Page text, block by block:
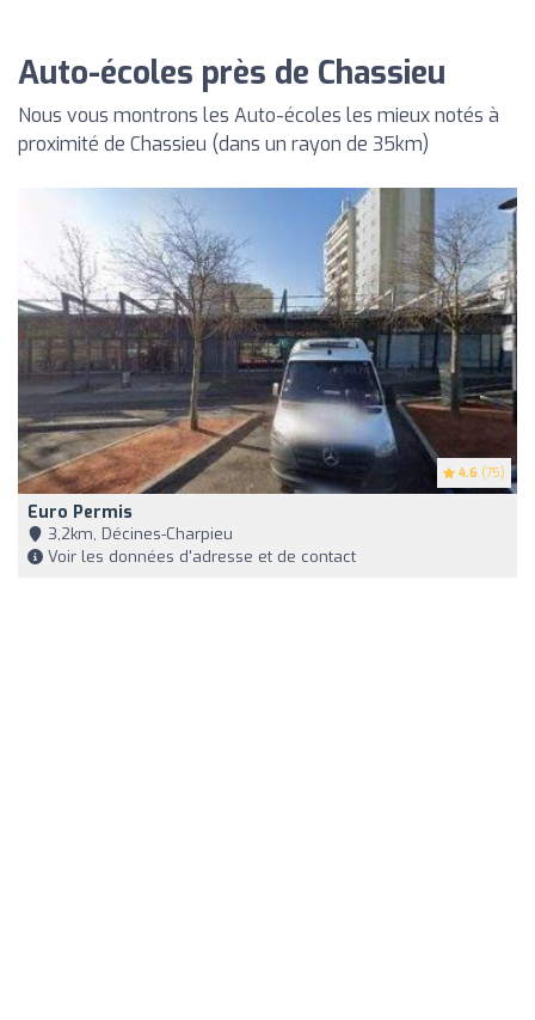
Auto-écoles près de Chassieu
Nous vous montrons les Auto-écoles les mieux notés à
proximité de Chassieu (dans un rayon de 35km)
4.6 (75)
Euro Permis
3,2km, Décines-Charpieu
Voir les données d'adresse et de contact